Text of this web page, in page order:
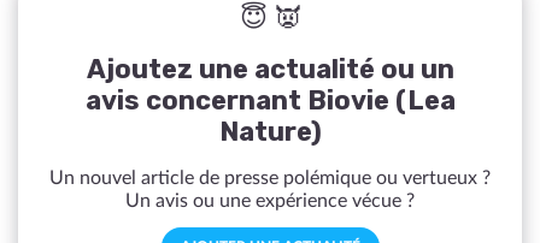
😇 👿
Ajoutez une actualité ou un
avis concernant Biovie (Lea
Nature)
Un nouvel article de presse polémique ou vertueux ?
Un avis ou une expérience vécue ?